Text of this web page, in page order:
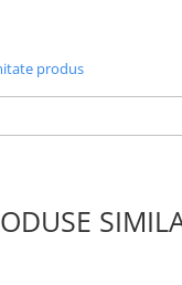
17x6x24 cm
culorii pot varia in
produs